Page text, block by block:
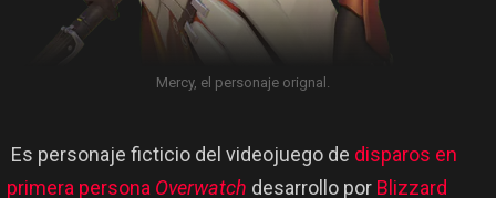
Mercy, el personaje orignal.
Es personaje ficticio del videojuego de disparos en
primera persona Overwatch desarrollo por Blizzard